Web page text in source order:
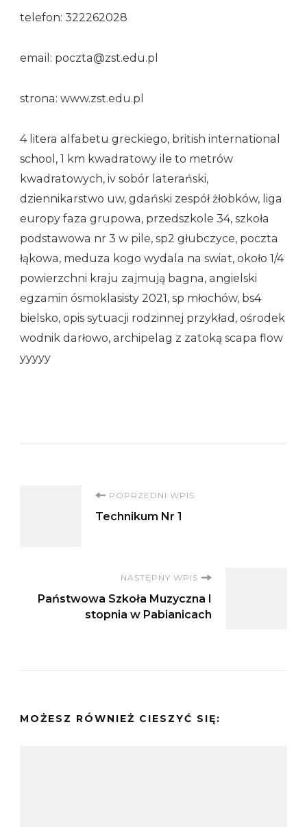
telefon: 322262028
email: poczta@zst.edu.pl
strona: www.zst.edu.pl
4 litera alfabetu greckiego, british international
school, 1 km kwadratowy ile to metrów
kwadratowych, iv sobór laterański,
dziennikarstwo uw, gdański zespół żłobków, liga
europy faza grupowa, przedszkole 34, szkoła
podstawowa nr 3 w pile, sp2 głubczyce, poczta
łąkowa, meduza kogo wydala na swiat, około 1/4
powierzchni kraju zajmują bagna, angielski
egzamin ósmoklasisty 2021, sp młochów, bs4
bielsko, opis sytuacji rodzinnej przykład, ośrodek
wodnik darłowo, archipelag z zatoką scapa flow
yyyyy
Nawigacja
POPRZEDNI WPIS
Technikum Nr 1
NASTĘPNY WPIS
Państwowa Szkoła Muzyczna I
stopnia w Pabianicach
MOŻESZ RÓWNIEŻ CIESZYĆ SIĘ: